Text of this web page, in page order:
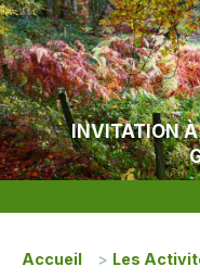
INVITATION À
Accueil > Les